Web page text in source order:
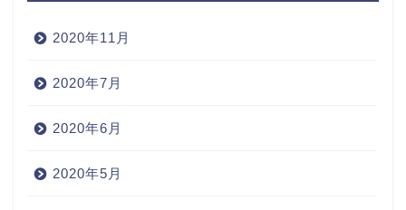
2020年11月
2020年7月
2020年6月
2020年5月